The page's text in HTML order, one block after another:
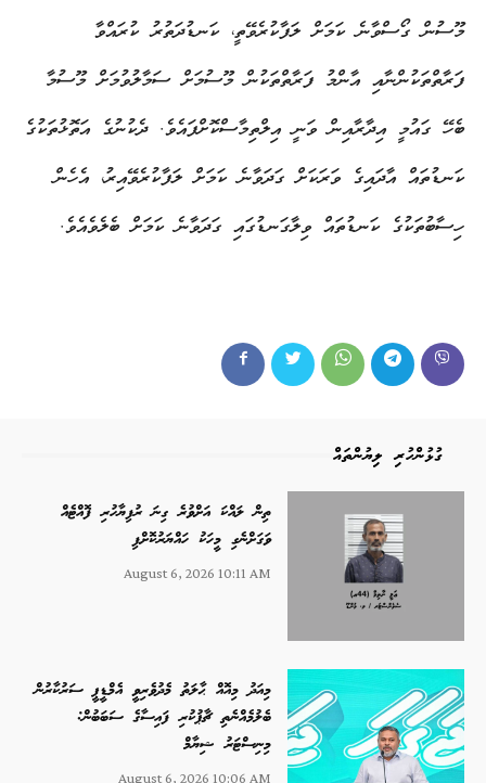
މޫސުން ގޯސްވާނެ ކަމަށް ލަފާކުރެވޭތީ، ކަނޑުދަތުރު ކުރައްވާ
ފަރާތްތަކުންނާއި އާންމު ފަރާތްތަކުން މޫސުމަށް ސަމާލުވުމަށް މޫސުމާ
ބެހޭ ގައުމީ އިދާރާއިން ވަނީ އިލްތިމާސްކޮށްފައެވެ. ދެކުނުގެ އަތޮޅުތަކުގެ
ކަނޑުތައް އާދައިގެ ވަރަކަށް ގަދަވާނެ ކަމަށް ލަފާކުރެވޭއިރު، އެހެން
ހިސާބުތަކުގެ ކަނޑުތައް ވިލާގަނޑުގައި ގަދަވާނެ ކަމަށް ބެލެވެއެވެ.
ގުޅުންހުރި ލިޔުންތައް
ތިން ލައްކަ އަށްވުރެ ގިނަ ރުފިޔާހުރި ފޮއްޓެއް
ވަގަށްނެގި މީހަކު ހައްޔަރުކޮށްފި
August 6, 2026 10:11 AM
މިއަދު މިއޮއް ޙާލަތު މެދުވެރިވީ އެމްޑީޕީ ސަރުކާރުން
ބެލުމެއްނެތި ޗާޕުކުރި ފައިސާގެ ސަބަބުން:
މިނިސްޓަރު ޝިޔާމް
August 6, 2026 10:06 AM